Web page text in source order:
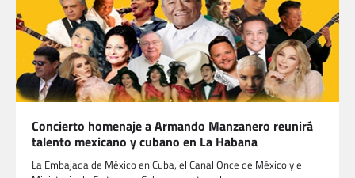
Concierto homenaje a Armando Manzanero reunirá
talento mexicano y cubano en La Habana
La Embajada de México en Cuba, el Canal Once de México y el